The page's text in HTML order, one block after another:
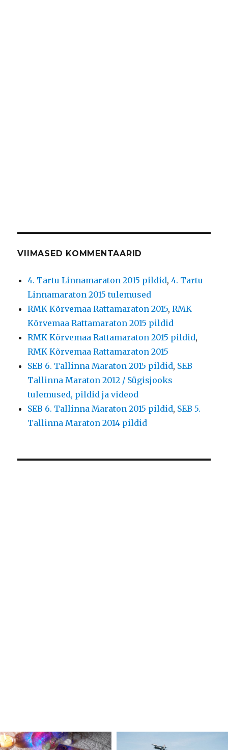
VIIMASED KOMMENTAARID
4. Tartu Linnamaraton 2015 pildid,4. Tartu
Linnamaraton 2015 tulemused
RMK Kõrvemaa Rattamaraton 2015,RMK
Kõrvemaa Rattamaraton 2015 pildid
RMK Kõrvemaa Rattamaraton 2015 pildid,
RMK Kõrvemaa Rattamaraton 2015
SEB 6. Tallinna Maraton 2015 pildid, SEB
Tallinna Maraton 2012 / Sügisjooks
tulemused, pildid ja videod
SEB 6. Tallinna Maraton 2015 pildid, SEB 5.
Tallinna Maraton 2014 pildid